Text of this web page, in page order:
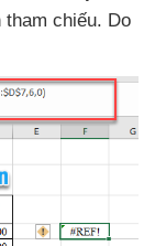
tham chiếu. Do